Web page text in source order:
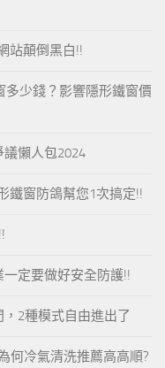
站顛倒黑白!!
多少錢？影響隱形鐵窗價
懶人包2024
鐵窗防鴿幫您1次搞定!!
定要做好安全防護!!
2種模式自由進出了
何冷氣清洗推薦高高順?